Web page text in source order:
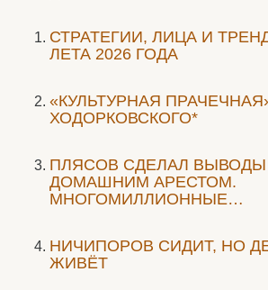
СТРАТЕГИИ, ЛИЦА И
ЛЕТА 2026 ГОДА
«КУЛЬТУРНАЯ
ХОДОРКОВСКОГО*
ПЛЯСОВ СДЕЛАЛ
ДОМАШНИМ АРЕСТОМ.
МНОГОМИЛЛИОННЫЕ…
НИЧИПОРОВ СИДИТ, НО
ЖИВЁТ